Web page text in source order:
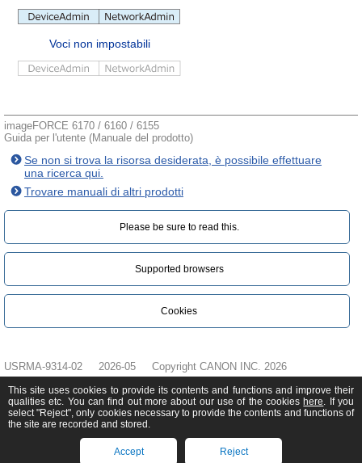
Voci non impostabili
imageFORCE 6170 / 6160 / 6155
Guida per l'utente (Manuale del prodotto)
Se non si trova la risorsa desiderata, è possibile effettuare
una ricerca qui.
Trovare manuali di altri prodotti
Please be sure to read this.‎
Supported browsers
Cookies
USRMA-9314-02 2026-05 Copyright CANON INC. 2026
This site uses cookies to provide its contents and functions and improve their
qualities etc. You can find out more about our use of the cookies here. If you
select "Reject", only cookies necessary to provide the contents and functions of
the site are recorded and stored.
Accept Reject